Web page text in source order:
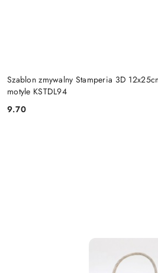
Szablon zmywalny Stamperia 3D
motyle KSTDL94
Cena:
9.70